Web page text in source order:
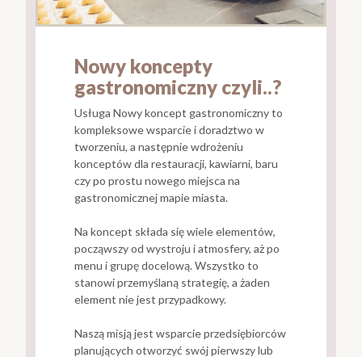
Nowy koncepty
gastronomiczny czyli..?
Usługa Nowy koncept gastronomiczny to
kompleksowe wsparcie i doradztwo w
tworzeniu, a następnie wdrożeniu
konceptów dla restauracji, kawiarni, baru
czy po prostu nowego miejsca na
gastronomicznej mapie miasta.
Na koncept składa się wiele elementów,
począwszy od wystroju i atmosfery, aż po
menu i grupę docelową. Wszystko to
stanowi przemyślaną strategię, a żaden
element nie jest przypadkowy.
Naszą misją jest wsparcie przedsiębiorców
planujących otworzyć swój pierwszy lub